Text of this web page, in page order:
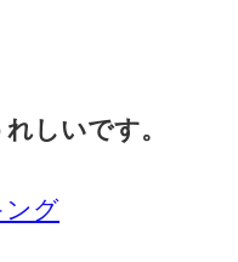
しいです。
ング